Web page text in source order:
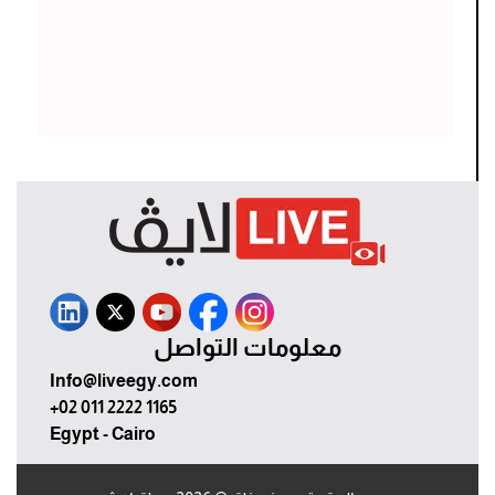
معلومات التواصل
Info@liveegy.com
+02 011 2222 1165
Egypt - Cairo